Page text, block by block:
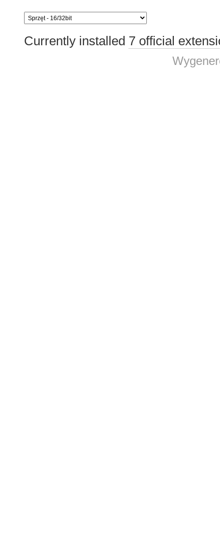
Currently installed 7 official